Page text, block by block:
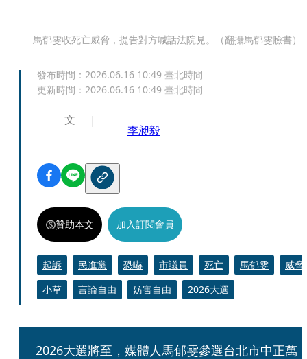
馬郁雯收死亡威脅，提告對方喊話法院見。（翻攝馬郁雯臉書）
發布時間： 2026.06.16 10:49 臺北時間
更新時間： 2026.06.16 10:49 臺北時間
文
李昶毅
贊助本文 加入訂閱會員
起訴 民進黨 恐嚇 市議員 死亡 馬郁雯
威脅
小草
言論自由 妨害自由 2026大選
2026大選將至，媒體人馬郁雯參選台北市中正萬